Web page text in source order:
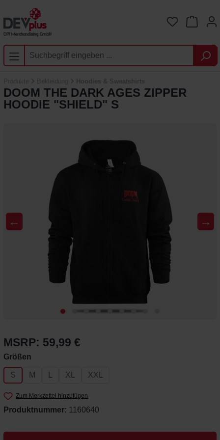
Zum Hauptinhalt springen
Du hast 0
DOOM THE DARK AGES ZIPPER
HOODIE "SHIELD" S
← →
MSRP: 59,99 €
Größen
S M XL XXL
Zum Merkzettel hinzufügen
Produktnummer: 1160640